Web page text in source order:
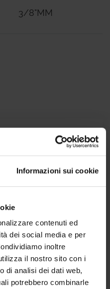
Informazioni sui cookie
contenuti ed
dei social media e per
inoltre
il nostro sito con i
di analisi dei dati web,
potrebbero combinarle
3/8"MM